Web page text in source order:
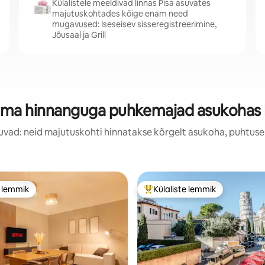
Külalistele meeldivad linnas Pisa asuvates
majutuskohtades kõige enam need
mugavused: Iseseisev sisseregistreerimine,
Jõusaal ja Grill
hinnanguga puhkemajad asukohas
neid majutuskohti hinnatakse kõrgelt asukoha,
Külaliste suur lemmik
Külaliste lemmik